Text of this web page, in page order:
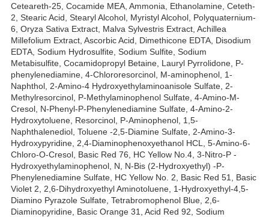
Ceteareth-25, Cocamide MEA, Ammonia, Ethanolamine, Ceteth-
2, Stearic Acid, Stearyl Alcohol, Myristyl Alcohol, Polyquaternium-
6, Oryza Sativa Extract, Malva Sylvestris Extract, Achillea
Millefolium Extract, Ascorbic Acid, Dimethicone EDTA, Disodium
EDTA, Sodium Hydrosulfite, Sodium Sulfite, Sodium
Metabisulfite, Cocamidopropyl Betaine, Lauryl Pyrrolidone, P-
phenylenediamine, 4-Chlororesorcinol, M-aminophenol, 1-
Naphthol, 2-Amino-4 Hydroxyethylaminoanisole Sulfate, 2-
Methylresorcinol, P-Methylaminophenol Sulfate, 4-Amino-M-
Cresol, N-Phenyl-P-Phenylenediamine Sulfate, 4-Amino-2-
Hydroxytoluene, Resorcinol, P-Aminophenol, 1,5-
Naphthalenediol, Toluene -2,5-Diamine Sulfate, 2-Amino-3-
Hydroxypyridine, 2,4-Diaminophenoxyethanol HCL, 5-Amino-6-
Chloro-O-Cresol, Basic Red 76, HC Yellow No.4, 3-Nitro-P -
Hydroxyethylaminophenol, N, N-Bis (2-Hydroxyethyl) -P-
Phenylenediamine Sulfate, HC Yellow No. 2, Basic Red 51, Basic
Violet 2, 2,6-Dihydroxyethyl Aminotoluene, 1-Hydroxyethyl-4,5-
Diamino Pyrazole Sulfate, Tetrabromophenol Blue, 2,6-
Diaminopyridine, Basic Orange 31, Acid Red 92, Sodium